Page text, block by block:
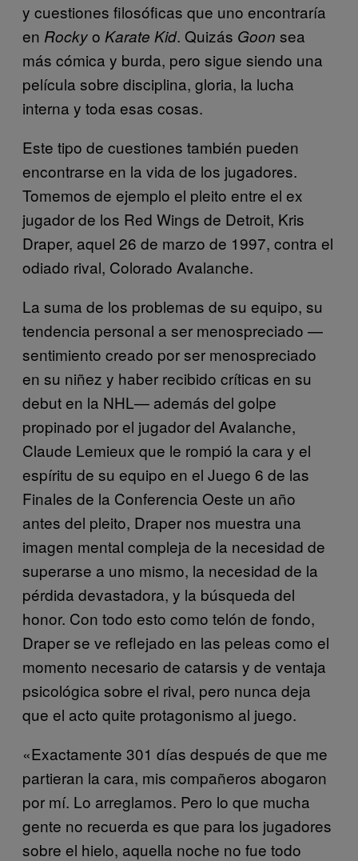
y cuestiones filosóficas que uno encontraría
en Rockyo Karate Kid. Quizás Goon sea
más cómica y burda, pero sigue siendo una
película sobre disciplina, gloria, la lucha
interna y toda esas cosas.
Este tipo de cuestiones también pueden
encontrarse en la vida de los jugadores.
Tomemos de ejemplo el pleito entre el ex
jugador de los Red Wings de Detroit, Kris
Draper, aquel 26 de marzo de 1997, contra el
odiado rival, Colorado Avalanche.
La suma de los problemas de su equipo, su
tendencia personal a ser menospreciado —
sentimiento creado por ser menospreciado
en su niñez y haber recibido críticas en su
debut en la NHL— además del golpe
propinado por el jugador del Avalanche,
Claude Lemieux que le rompió la cara y el
espíritu de su equipo en el Juego 6 de las
Finales de la Conferencia Oeste un año
antes del pleito, Draper nos muestra una
imagen mental compleja de la necesidad de
superarse a uno mismo, la necesidad de la
pérdida devastadora, y la búsqueda del
honor. Con todo esto como telón de fondo,
Draper se ve reflejado en las peleas como el
momento necesario de catarsis y de ventaja
psicológica sobre el rival, pero nunca deja
que el acto quite protagonismo al juego.
«Exactamente 301 días después de que me
partieran la cara, mis compañeros abogaron
por mí. Lo arreglamos. Pero lo que mucha
gente no recuerda es que para los jugadores
sobre el hielo, aquella noche no fue todo